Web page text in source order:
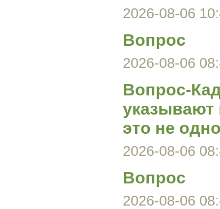
2026-08-06
Вопрос
2026-08-06
Вопрос-
это не
2026-08-06
Вопрос
2026-08-06